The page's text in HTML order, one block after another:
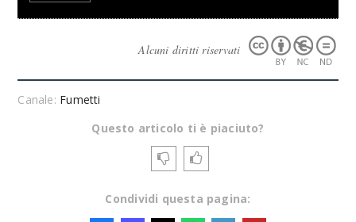
Alcuni diritti riservati
Canale: Fumetti
Questo articolo ti è piaciuto?
Condividi questa pagina: